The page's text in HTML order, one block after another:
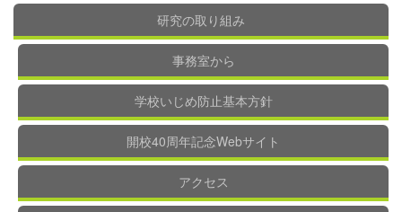
研究の取り組み
事務室から
学校いじめ防止基本方針
開校40周年記念Webサイト
アクセス